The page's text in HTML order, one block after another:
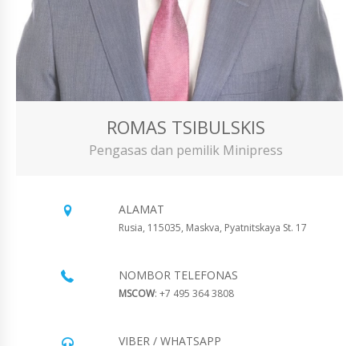
ROMAS TSIBULSKIS
Pengasas dan pemilik Minipress
ALAMAT
Rusia, 115035, Maskva, Pyatnitskaya St. 17
NOMBOR TELEFONAS
MSCOW: +7 495 364 3808
VIBER / WHATSAPP